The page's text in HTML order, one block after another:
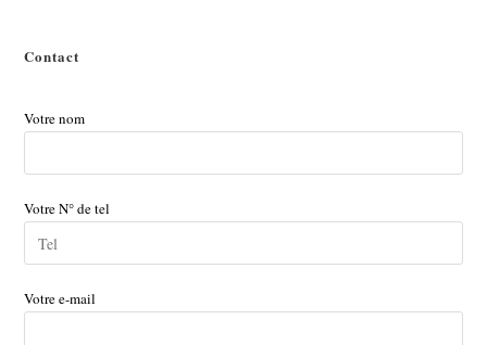
Contact
Votre nom
Votre N° de tel
Votre e-mail